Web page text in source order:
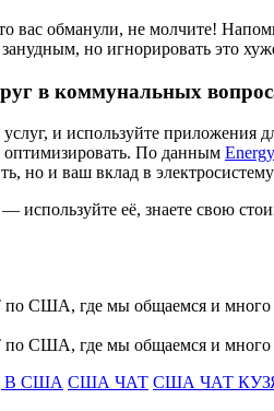
вас обманули, не молчите!
но игнорировать это
в коммунальных
услуг, и используйте
оптимизировать. По данным
но и ваш вклад в
используйте её, знаете свою
по США, где мы общаемся и
по США, где мы общаемся и
В США США ЧАТ США ЧАТ